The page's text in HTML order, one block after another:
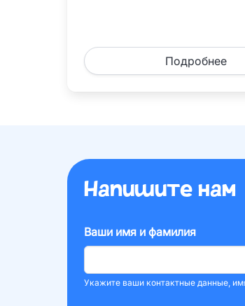
Подробнее
Напишите нам
Ваши имя и фамилия
Укажите ваши контактные данные,